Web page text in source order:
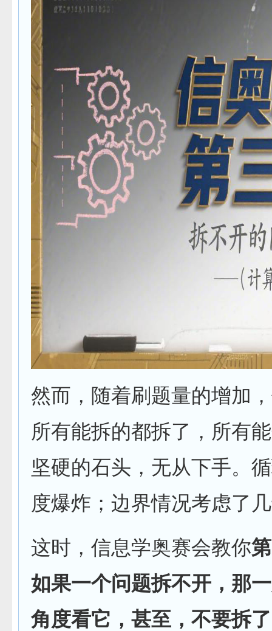
然而，随着刷题量的增加
所有能拆的都拆了，所有
坚硬的石头，无从下手。
度爆炸；边界情况考虑了
这时，信息学奥赛会教你
如果一个问题拆不开，那
角度看它，甚至，不要拆